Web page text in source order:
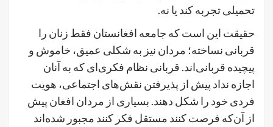
تحمیلی تجربه کند یا نه.
حقیقت این است که جامعه افغانستان فقط زنان را
قربانی نساخته؛ مردان نیز به شکلی عمیق، خاموش و
پیچیده قربانی‌اند. قربانی نظام فکری‌ای که به آنان
اجازه نداد پیش از پذیرفتن نقش‌های اجتماعی، هویت
فردی خود را شکل دهند. بسیاری از مردان افغان پیش
از آن‌که فرصت کنند مستقل فکر کنند مجبور شده‌اند